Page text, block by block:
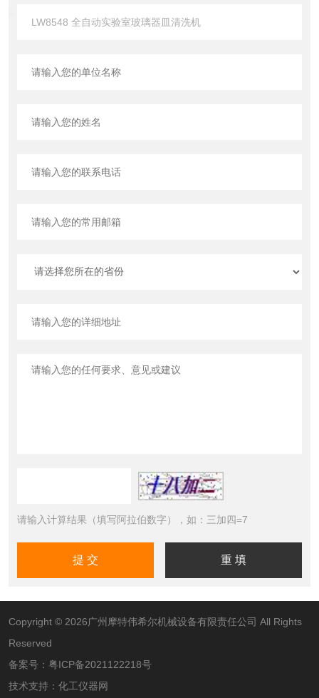
请输入计算结果（填写阿拉伯数字），如：三加四=7
Copyright © 2026广州摩特伟希尔机械设备有限责任公司 All Rights
Reserved
备案号： 粤ICP备2021122218号
技术支持： 化工仪器网